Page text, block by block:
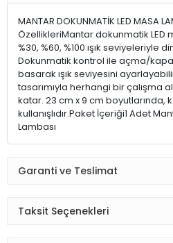
MANTAR DOKUNMATİK LED MASA
ÖzellikleriMantar dokunmatik LED
%30, %60, %100 ışık seviyeleriyle
Dokunmatik kontrol ile açma/
basarak ışık seviyesini
tasarımıyla herhangi bir çalışma
katar. 23 cm x 9 cm boyutlarında,
kullanışlıdır.Paket İçeriği1 Adet
Lambası
Garanti ve Teslimat
Taksit Seçenekleri